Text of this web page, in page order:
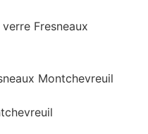
Fresneaux
Montchevreuil